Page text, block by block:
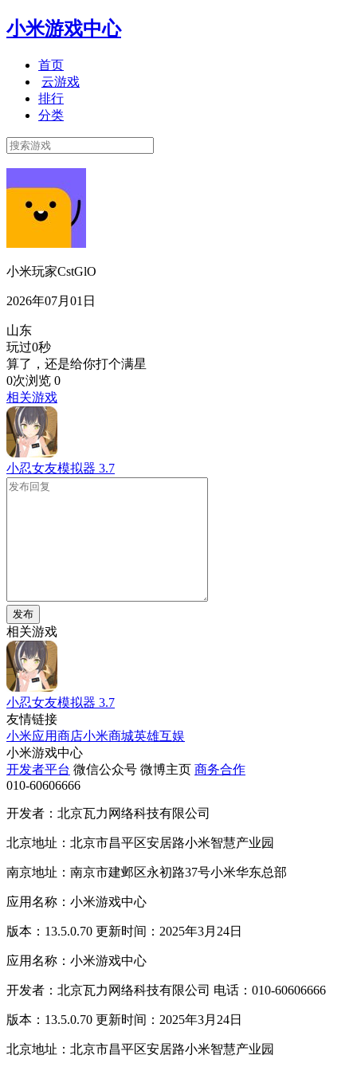
小米游戏中心
首页
云游戏
排行
分类
小米玩家CstGlO
2026年07月01日
山东
玩过0秒
算了，还是给你打个满星
0次浏览 0
相关游戏
小忍女友模拟器 3.7
发布
相关游戏
小忍女友模拟器 3.7
友情链接
小米应用商店小米商城英雄互娱
小米游戏中心
开发者平台 微信公众号 微博主页 商务合作
010-60606666
开发者：北京瓦力网络科技有限公司
北京地址：北京市昌平区安居路小米智慧产业园
南京地址：南京市建邺区永初路37号小米华东总部
应用名称：小米游戏中心
版本：13.5.0.70 更新时间：2025年3月24日
应用名称：小米游戏中心
开发者：北京瓦力网络科技有限公司 电话：010-60606666
版本：13.5.0.70 更新时间：2025年3月24日
北京地址：北京市昌平区安居路小米智慧产业园